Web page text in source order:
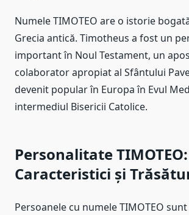
Numele TIMOTEO are o istorie
Grecia antică. Timotheus a fost un
important în Noul Testament, un
colaborator apropiat al Sfântului
devenit popular în Europa în Evul
intermediul Bisericii Catolice.
Personalitate TIMOTEO:
Caracteristici și
Persoanele cu numele TIMOTEO